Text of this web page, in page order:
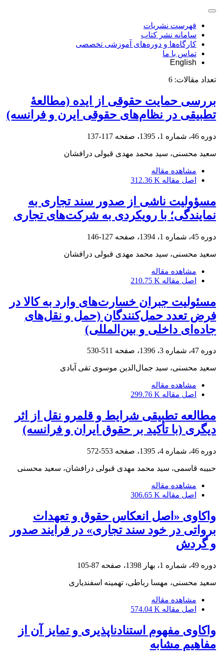
فهرست نشریات
سامانه نشر کتاب
کارگاه‌ها و دوره‌های آموزشی تخصصی
تماس با ما
English
تعداد مقالات: 6
بررسی حمایت حقوقی از ایده (مطالعۀ
تطبیقی در نظام‌های حقوقی ایرن و فرانسه)
دوره 46، شماره 1، 1395، صفحه 117-137
سعید محسنی، سید محمد مهدی قبولی درافشان
مشاهده مقاله
اصل مقاله 312.36 K
مسؤولیت ناشی از صدور سند تجاری به
نمایندگی؛ با رویکردی به شرکت‌های تجاری
دوره 45، شماره 1، 1394، صفحه 127-146
سعید محسنی، سید محمد مهدی قبولی درافشان
مشاهده مقاله
اصل مقاله 210.75 K
مسئولیت جبران خسارت‌های وارد به کالا در
فرض تعدد حمل‌کنندگان (حمل و نقل‌های
جاده‌ای داخلی و بین‌المللی)
دوره 47، شماره 3، 1396، صفحه 511-530
سعید محسنی، سید جمال‌الدین موسوی تقی آبادی
مشاهده مقاله
اصل مقاله 299.76 K
مطالعه تطبیقی شرایط و قلمرو نقل از اثر
دیگری (با تأکید بر حقوق ایران و فرانسه)
دوره 46، شماره 4، 1395، صفحه 553-572
حبیبه قاسمی، سید محمد مهدی قبولی درافشان، سعید محسنی
مشاهده مقاله
اصل مقاله 306.65 K
واکاوی «اصل انعکاس حقوق و تعهدات
برواتی در خود سند تجاری» در فرایند صدور
و گردش
دوره 49، شماره 1، بهار 1398، صفحه 87-105
سعید محسنی، مهسا رباطی، تهمینه اسفندیاری
مشاهده مقاله
اصل مقاله 574.04 K
واکاوی مفهوم استنادناپذیری و تمایز آن از
مفاهیم مشابه